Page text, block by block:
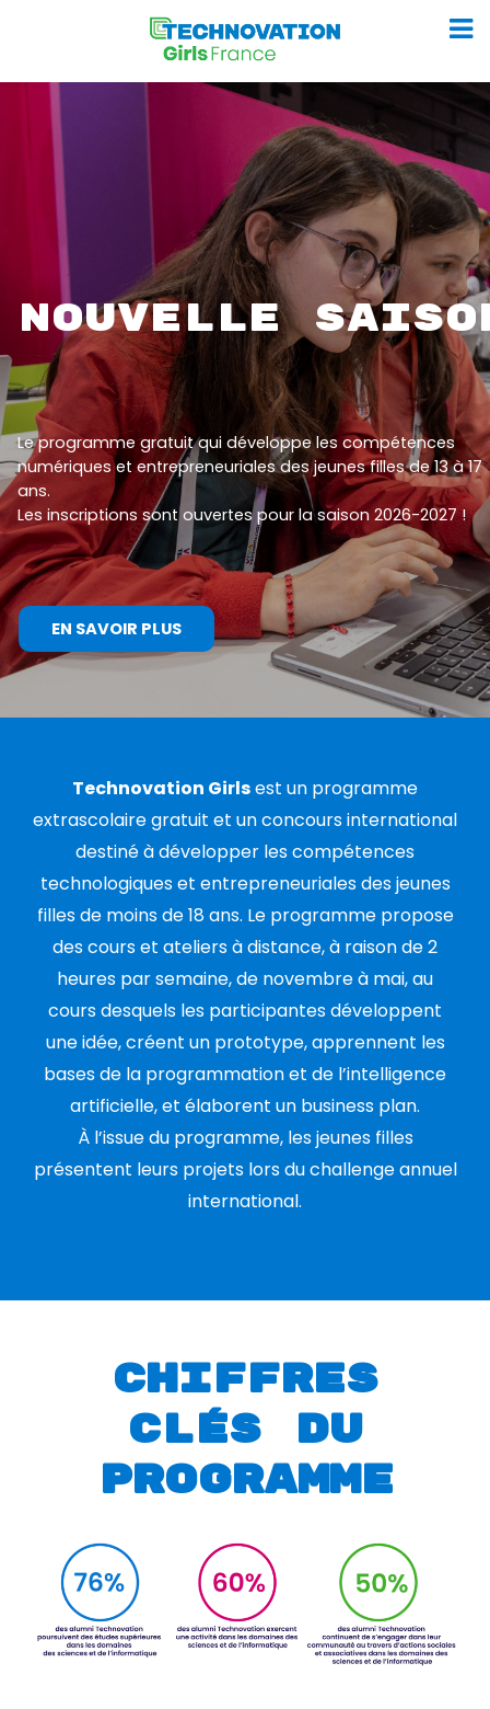
Le programme gratuit qui développe les compétences
numériques et entrepreneuriales des jeunes filles de 13 à 17
ans.
Les inscriptions sont ouvertes pour la saison 2026-2027 !
NOUVELLE
EN SAVOIR PLUS
Technovation Girlsest un programme
extrascolaire gratuit et un concours international
destiné à développer les compétences
technologiques et entrepreneuriales des jeunes
filles de moins de 18 ans. Le programme propose
des cours et ateliers à distance, à raison de 2
heures par semaine, de novembre à mai, au
cours desquels les participantes développent
une idée, créent un prototype, apprennent les
bases de la programmation et de l’intelligence
artificielle, et élaborent un business plan.
À l’issue du programme, les jeunes filles
présentent leurs projets lors du challenge annuel
international.
Chiffres
clés du
programme